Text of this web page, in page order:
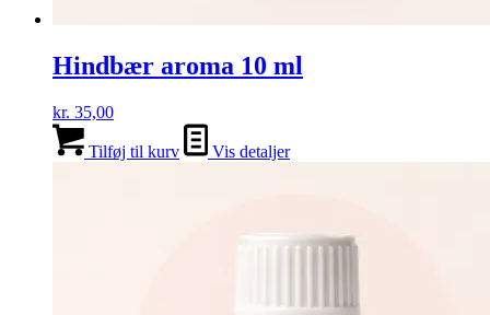
Hindbær aroma 10 ml
kr. 35,00
Tilføj til kurv Vis detaljer